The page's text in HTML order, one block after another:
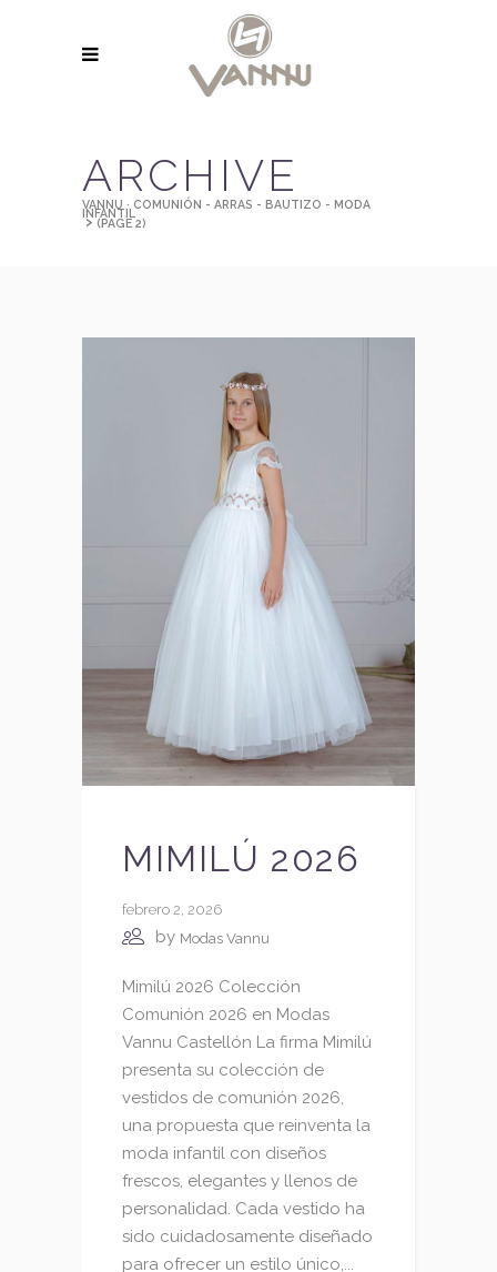
ARCHIVE
VANNU · COMUNIÓN - ARRAS - BAUTIZO - MODA
INFANTIL
>(PAGE 2)
MIMILÚ 2026
febrero 2, 2026
by Modas Vannu
Mimilú 2026 Colección
Comunión 2026 en Modas
Vannu Castellón La firma Mimilú
presenta su colección de
vestidos de comunión 2026,
una propuesta que reinventa la
moda infantil con diseños
frescos, elegantes y llenos de
personalidad. Cada vestido ha
sido cuidadosamente diseñado
para ofrecer un estilo único,...